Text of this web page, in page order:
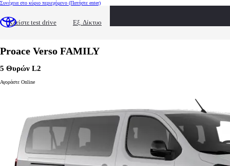
Συνέχεια στο κύριο περιεχόμενο (Πατήστε enter)
Κλείστε test drive Εξ. Δίκτυο
Διαμόρφωση Proace Verso
Proace Verso FAMILY
5 Θυρών L2
Αγοράστε Online